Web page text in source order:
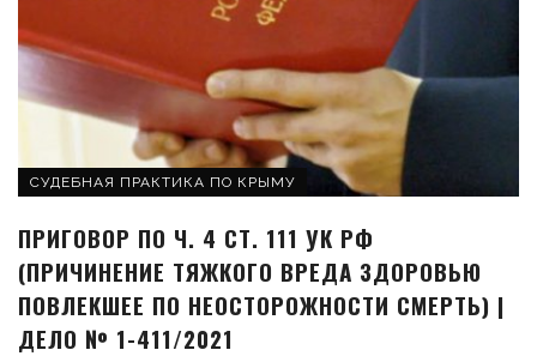
СУДЕБНАЯ ПРАКТИКА ПО КРЫМУ
ПРИГОВОР ПО Ч. 4 СТ. 111 УК РФ
(ПРИЧИНЕНИЕ ТЯЖКОГО ВРЕДА ЗДОРОВЬЮ
ПОВЛЕКШЕЕ ПО НЕОСТОРОЖНОСТИ СМЕРТЬ) |
ДЕЛО № 1-411/2021